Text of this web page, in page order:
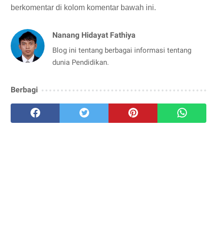
berkomentar di kolom komentar bawah ini.
Nanang Hidayat Fathiya
Blog ini tentang berbagai informasi tentang
dunia Pendidikan.
Berbagi